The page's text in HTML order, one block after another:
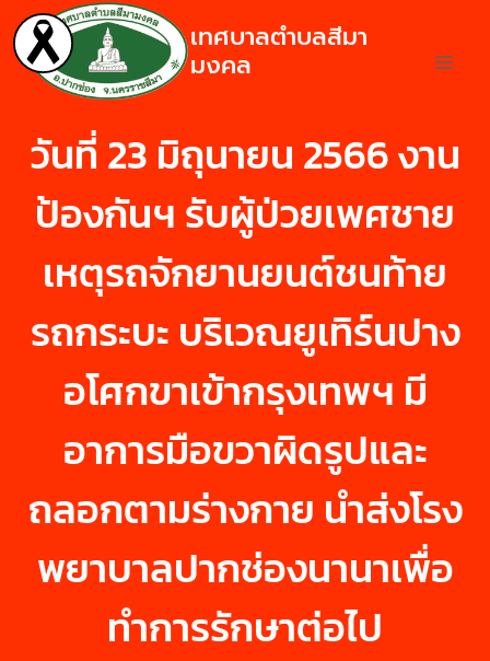
เทศบาลตำบลสีมา
มงคล
วันที่ 23 มิถุนายน 2566 งาน
ป้องกันฯ รับผู้ป่วยเพศชาย
เหตุรถจักยานยนต์ชนท้าย
รถกระบะ บริเวณยูเทิร์นปาง
อโศกขาเข้ากรุงเทพฯ มี
อาการมือขวาผิดรูปและ
ถลอกตามร่างกาย นำส่งโรง
พยาบาลปากช่องนานาเพื่อ
ทำการรักษาต่อไป